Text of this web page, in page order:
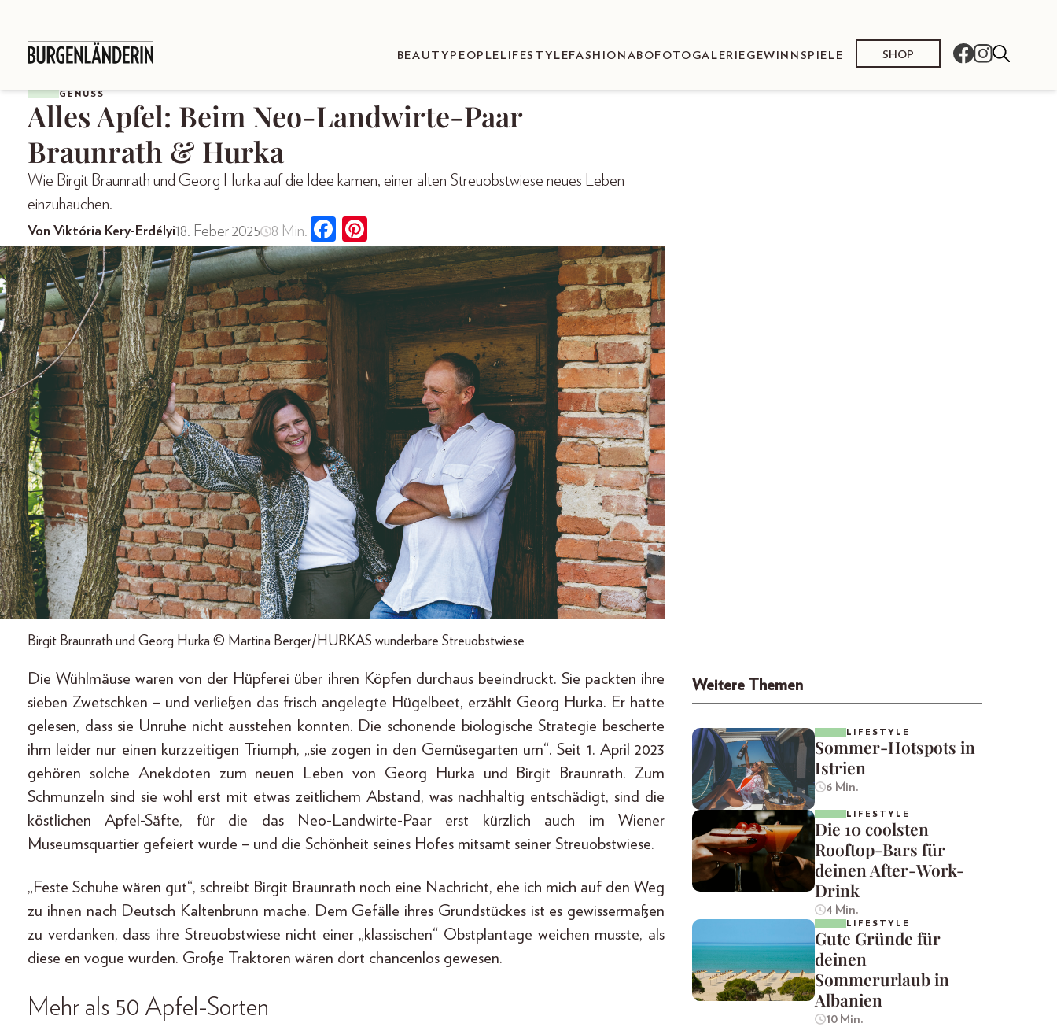
BEAUTY PEOPLE LIFESTYLEFASHION ABOFOTOGALERIE GEWINNSPIELE SHOP
GENUSS
Alles Apfel: Beim Neo-Landwirte-Paar
Braunrath & Hurka
Wie Birgit Braunrath und Georg Hurka auf die Idee kamen, einer alten Streuobstwiese neues Leben
einzuhauchen.
Von Viktória Kery-Erdélyi18. Feber 2025 8 Min.
Birgit Braunrath und Georg Hurka © Martina Berger/HURKAS wunderbare Streuobstwiese
Die Wühlmäuse waren von der Hüpferei über ihren Köpfen durchaus beeindruckt. Sie packten ihre
sieben Zwetschken – und verließen das frisch angelegte Hügelbeet, erzählt Georg Hurka. Er hatte
gelesen, dass sie Unruhe nicht ausstehen konnten. Die schonende biologische Strategie bescherte
ihm leider nur einen kurzzeitigen Triumph, „sie zogen in den Gemüsegarten um“. Seit 1. April 2023
gehören solche Anekdoten zum neuen Leben von Georg Hurka und Birgit Braunrath. Zum
Schmunzeln sind sie wohl erst mit etwas zeitlichem Abstand, was nachhaltig entschädigt, sind die
köstlichen Apfel-Säfte, für die das Neo-Landwirte-Paar erst kürzlich auch im Wiener
Museumsquartier gefeiert wurde – und die Schönheit seines Hofes mitsamt seiner Streuobstwiese.
„Feste Schuhe wären gut“, schreibt Birgit Braunrath noch eine Nachricht, ehe ich mich auf den Weg
zu ihnen nach Deutsch Kaltenbrunn mache. Dem Gefälle ihres Grundstückes ist es gewissermaßen
zu verdanken, dass ihre Streuobstwiese nicht einer „klassischen“ Obstplantage weichen musste, als
diese en vogue wurden. Große Traktoren wären dort chancenlos gewesen.
Mehr als 50 Apfel-Sorten
Weitere Themen
LIFESTYLE
Sommer-Hotspots in
Istrien
6 Min.
LIFESTYLE
Die 10 coolsten
Rooftop-Bars für
deinen After-Work-
Drink
4 Min.
LIFESTYLE
Gute Gründe für
deinen
Sommerurlaub in
Albanien
10 Min.